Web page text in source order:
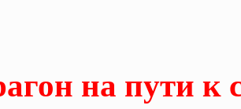
на пути к